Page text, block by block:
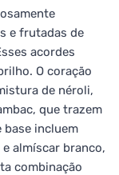
e frutadas de
acordes
O coração
de néroli,
que trazem
base incluem
almíscar branco,
combinação